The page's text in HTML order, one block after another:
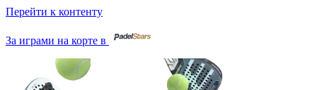
Перейти к контенту
За играми на корте в